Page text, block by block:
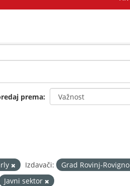
prema
Izdavači:
Grad Rovinj-Rovigno
Javni sektor